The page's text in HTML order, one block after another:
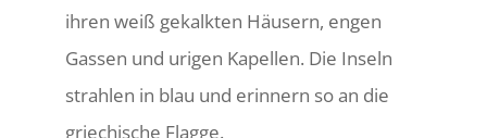
ihren weiß gekalkten Häusern, engen
Gassen und urigen Kapellen. Die Inseln
strahlen in blau und erinnern so an die
griechische Flagge.